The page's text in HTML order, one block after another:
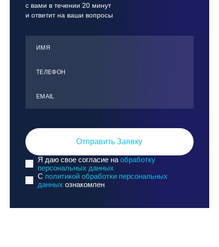
с вами в течении 20 минут
и ответит на ваши вопросы
ИМЯ
ТЕЛЕФОН
ЕMАIL
Отправить Заявку
Я даю свое согласие на обработку
персональных данных
C политикой обработки персональных
данных ознакомлен